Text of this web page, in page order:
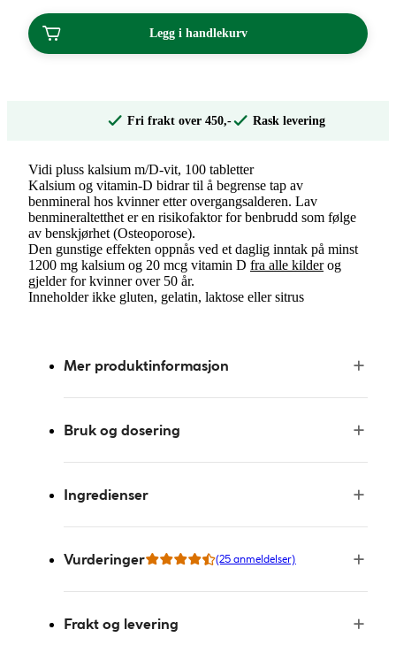
Legg i handlekurv
Fri frakt over 450,- Rask levering
Vidi pluss kalsium m/D-vit, 100 tabletter
Kalsium og vitamin-D bidrar til å begrense tap av
benmineral hos kvinner etter overgangsalderen. Lav
benmineraltetthet er en risikofaktor for benbrudd som følge
av benskjørhet (Osteoporose).
Den gunstige effekten oppnås ved et daglig inntak på minst
1200 mg kalsium og 20 mcg vitamin D fra alle kilderog
gjelder for kvinner over 50 år.
Inneholder ikke gluten, gelatin, laktose eller sitrus
Mer produktinformasjon
Bruk og dosering
Ingredienser
Vurderinger (25 anmeldelser)
Frakt og levering